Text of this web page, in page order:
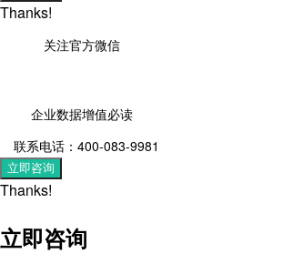
Thanks!
关注官方微信
企业数据增值必读
联系电话：400-083-9981
立即咨询
Thanks!
立即咨询